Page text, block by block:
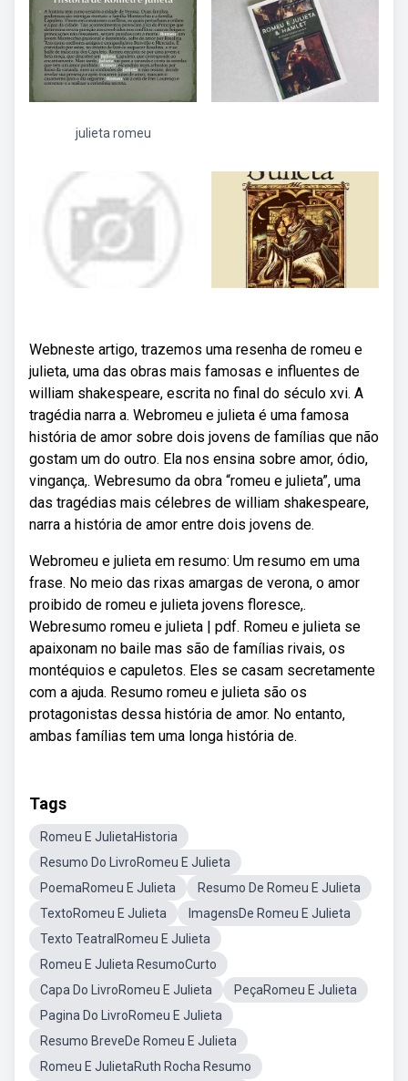
julieta romeu
Webneste artigo, trazemos uma resenha de romeu e
julieta, uma das obras mais famosas e influentes de
william shakespeare, escrita no final do século xvi. A
tragédia narra a. Webromeu e julieta é uma famosa
história de amor sobre dois jovens de famílias que não
gostam um do outro. Ela nos ensina sobre amor, ódio,
vingança,. Webresumo da obra “romeu e julieta”, uma
das tragédias mais célebres de william shakespeare,
narra a história de amor entre dois jovens de.
Webromeu e julieta em resumo: Um resumo em uma
frase. No meio das rixas amargas de verona, o amor
proibido de romeu e julieta jovens floresce,.
Webresumo romeu e julieta | pdf. Romeu e julieta se
apaixonam no baile mas são de famílias rivais, os
montéquios e capuletos. Eles se casam secretamente
com a ajuda. Resumo romeu e julieta são os
protagonistas dessa história de amor. No entanto,
ambas famílias tem uma longa história de.
Tags
Romeu E JulietaHistoria
Resumo Do LivroRomeu E Julieta
PoemaRomeu E Julieta
Resumo De Romeu E Julieta
TextoRomeu E Julieta
ImagensDe Romeu E Julieta
Texto TeatralRomeu E Julieta
Romeu E Julieta ResumoCurto
Capa Do LivroRomeu E Julieta
PeçaRomeu E Julieta
Pagina Do LivroRomeu E Julieta
Resumo BreveDe Romeu E Julieta
Romeu E JulietaRuth Rocha Resumo